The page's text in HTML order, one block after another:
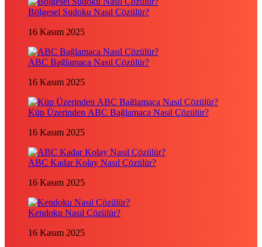
Bölgesel Sudoku Nasıl Çözülür?
16 Kasım 2025
ABC Bağlamaca Nasıl Çözülür?
16 Kasım 2025
Küp Üzerinden ABC Bağlamaca Nasıl Çözülür?
16 Kasım 2025
ABC Kadar Kolay Nasıl Çözülür?
16 Kasım 2025
Kendoku Nasıl Çözülür?
16 Kasım 2025